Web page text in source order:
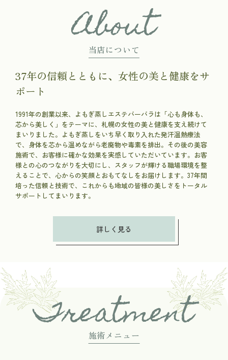
About
当店について
37年の信頼とともに、女性の美と健康をサ
ポート
1991年の創業以来、よもぎ蒸しエステバーバラは「心も身体も、
芯から美しく」をテーマに、札幌の女性の美と健康を支え続けて
まいりました。よもぎ蒸しをいち早く取り入れた発汗温熱療法
で、身体を芯から温めながら老廃物や毒素を排出。その後の美容
施術で、お客様に確かな効果を実感していただいています。お客
様との心のつながりを大切にし、スタッフが輝ける職場環境を整
えることで、心からの笑顔とおもてなしをお届けします。37年間
培った信頼と技術で、これからも地域の皆様の美しさをトータル
サポートしてまいります。
詳しく見る
Treatment
施術メニュー